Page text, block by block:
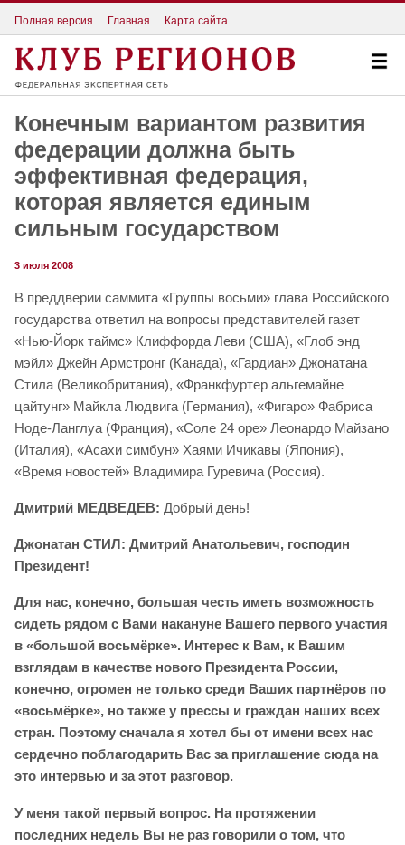
Полная версия Главная Карта сайта
Конечным вариантом развития
федерации должна быть
эффективная федерация,
которая является единым
сильным государством
3 июля 2008
В преддверии саммита «Группы восьми» глава Российского
государства ответил на вопросы представителей газет
«Нью-Йорк таймс» Клиффорда Леви (США), «Глоб энд
мэйл» Джейн Армстронг (Канада), «Гардиан» Джонатана
Стила (Великобритания), «Франкфуртер альгемайне
цайтунг» Майкла Людвига (Германия), «Фигаро» Фабриса
Ноде-Ланглуа (Франция), «Соле 24 оре» Леонардо Майзано
(Италия), «Асахи симбун» Хаями Ичикавы (Япония),
«Время новостей» Владимира Гуревича (Россия).
Дмитрий МЕДВЕДЕВ: Добрый день!
Джонатан СТИЛ: Дмитрий Анатольевич, господин
Президент!
Для нас, конечно, большая честь иметь возможность
сидеть рядом с Вами накануне Вашего первого участия
в «большой восьмёрке». Интерес к Вам, к Вашим
взглядам в качестве нового Президента России,
конечно, огромен не только среди Ваших партнёров по
«восьмёрке», но также у прессы и граждан наших всех
стран. Поэтому сначала я хотел бы от имени всех нас
сердечно поблагодарить Вас за приглашение сюда на
это интервью и за этот разговор.
У меня такой первый вопрос. На протяжении
последних недель Вы не раз говорили о том, что